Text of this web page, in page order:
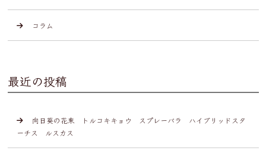
コラム
最近の投稿
向日葵の花束 トルコキキョウ スプレーバラ ハイブリッドスタ
ーチス ルスカス